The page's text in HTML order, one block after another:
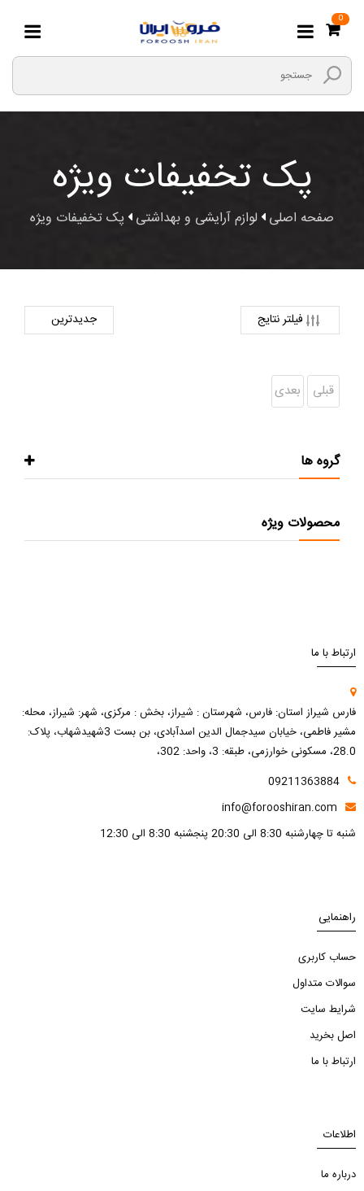
0
پک تخفیفات ویژه
صفحه اصلی لوازم آرایشی و بهداشتی پک تخفیفات ویژه
فیلتر نتایج
قبلی بعدی
گروه ها
محصولات ویژه
ارتباط با ما
فارس شیراز استان: فارس، شهرستان : شیراز، بخش : مرکزی، شهر: شیراز، محله:
مشیر فاطمی، خیابان سیدجمال الدین اسدآبادی، بن بست 3شهیدشهاب، پلاک:
28.0، مسکونی خوارزمی، طبقه: 3، واحد: 302،
09211363884
info@forooshiran.com
شنبه تا چهارشنبه 8:30 الی 20:30 پنجشنبه 8:30 الی 12:30
راهنمایی
حساب کاربری
سوالات متداول
شرایط سایت
اصل بخرید
ارتباط با ما
اطلاعات
درباره ما